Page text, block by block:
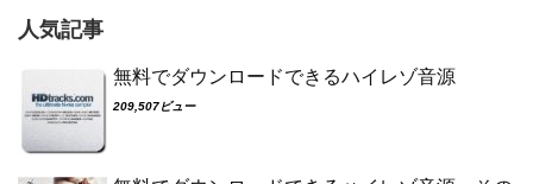
人気記事
無料でダウンロードできるハイレゾ音源
209,507ビュー